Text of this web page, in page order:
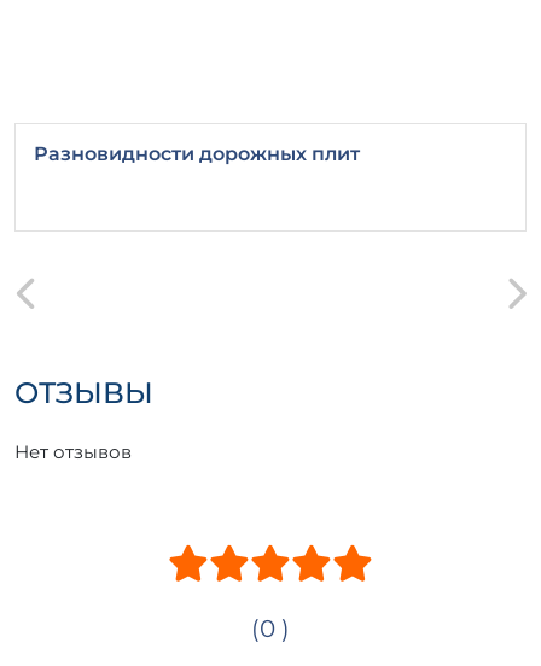
Разновидности дорожных плит
ОТЗЫВЫ
Нет отзывов
(0 )